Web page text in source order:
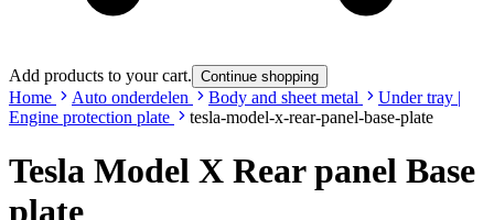
Add products to your cart. Continue shopping
Home Auto onderdelen Body and sheet metal
Under tray |
Engine protection plate
tesla-model-x-rear-panel-base-plate
Tesla Model X Rear panel Base
plate